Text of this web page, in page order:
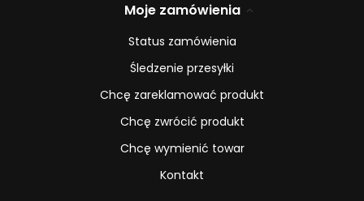
Moje zamówienia
Status zamówienia
Śledzenie przesyłki
Chcę zareklamować produkt
Chcę zwrócić produkt
Chcę wymienić towar
Kontakt